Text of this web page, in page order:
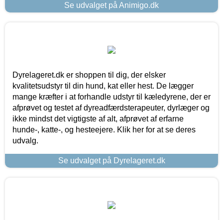
Se udvalget på Animigo.dk
Dyrelageret.dk er shoppen til dig, der elsker
kvalitetsudstyr til din hund, kat eller hest. De lægger
mange kræfter i at forhandle udstyr til kæledyrene, der er
afprøvet og testet af dyreadfærdsterapeuter, dyrlæger og
ikke mindst det vigtigste af alt, afprøvet af erfarne
hunde-, katte-, og hesteejere. Klik her for at se deres
udvalg.
Se udvalget på Dyrelageret.dk